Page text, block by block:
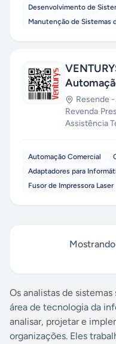
Desenvolvimento de
Manutenção de Sistemas
Resende -
Revenda·
Assistência
Automação Comercial
Adaptadores para
Fusor de Impressora Laser
Mostrando
Os analistas de
área de tecnologia da
analisar, projetar e
organizações. Eles